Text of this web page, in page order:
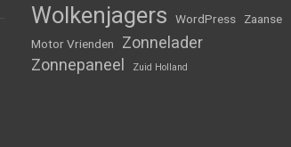
Wolkenjagers WordPress
Zaanse
Motor Vrienden
Zonnelader
Zonnepaneel
Zuid Holland